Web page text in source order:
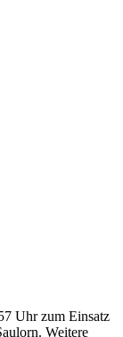
Uhr zum Einsatz
Weitere